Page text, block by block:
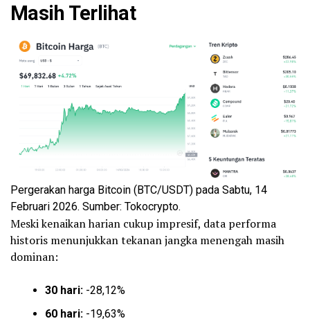
Masih Terlihat
Pergerakan harga Bitcoin (BTC/USDT) pada Sabtu, 14
Februari 2026. Sumber: Tokocrypto.
Meski kenaikan harian cukup impresif, data performa
historis menunjukkan tekanan jangka menengah masih
dominan:
30 hari: -28,12%
60 hari: -19,63%